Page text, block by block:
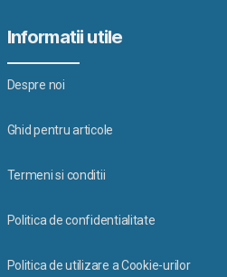
Informatii utile
Despre noi
Ghid pentru articole
Termeni si conditii
Politica de confidentialitate
Politica de utilizare a Cookie-urilor